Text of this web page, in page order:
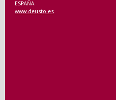
ESPAÑA
www.deusto.es